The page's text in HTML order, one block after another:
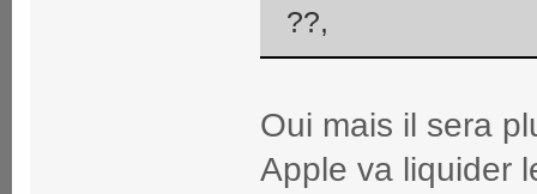
??,
Oui mais il sera
Apple va liquider